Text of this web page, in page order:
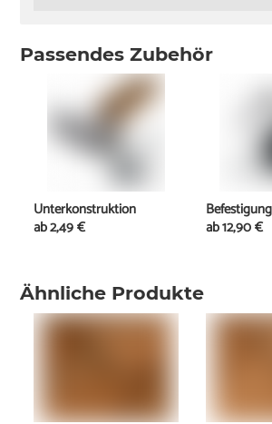
Ähnliche Produkte
Passendes Zubehör
Unterkonstruktion
ab2,49 €
ab12,90 €